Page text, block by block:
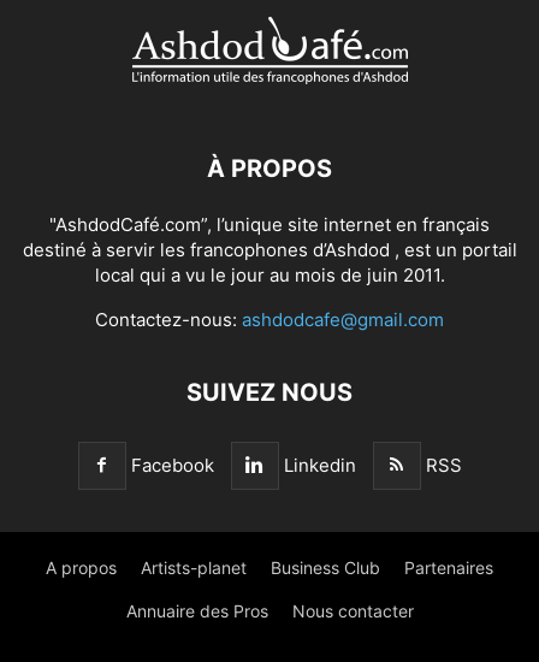
À PROPOS
"AshdodCafé.com”, l’unique site internet en français
destiné à servir les francophones d’Ashdod , est un portail
local qui a vu le jour au mois de juin 2011.
Contactez-nous: ashdodcafe@gmail.com
SUIVEZ NOUS
Facebook Linkedin RSS
A propos Artists-planet Business Club Partenaires
Annuaire des Pros Nous contacter